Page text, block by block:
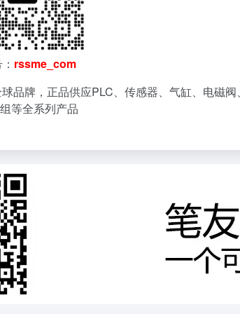
rssme_com
品牌，正品供应PLC、传感器、气缸、电磁阀、
等全系列产品